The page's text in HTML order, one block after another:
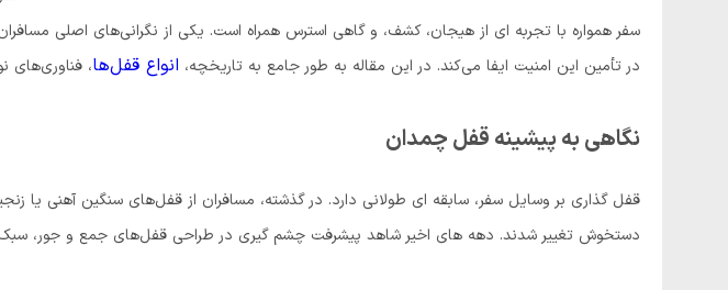
سفر همواره با تجربه‌ ای از هیجان، کشف، و گاهی استرس همراه است. یکی از نگرانی‌های اصلی
در تأمین این امنیت ایفا می‌کند. در این مقاله به طور جامع به تاریخچه، انواع قفل‌ها، فناوری‌های
نگاهی به پیشینه قفل چمدان
قفل ‌گذاری بر وسایل سفر، سابقه ‌ای طولانی دارد. در گذشته، مسافران از قفل‌های سنگین آهنی یا
دستخوش تغییر شدند. دهه ‌های اخیر شاهد پیشرفت چشم‌ گیری در طراحی قفل‌های جمع ‌و جور،